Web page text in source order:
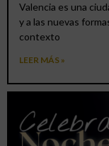
Valencia es una
y a las nuevas
contexto
LEER MÁS »